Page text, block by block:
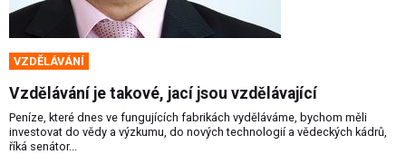
VZDĚLÁVÁNÍ
Vzdělávání je takové, jací jsou vzdělávající
Peníze, které dnes ve fungujících fabrikách vyděláváme, bychom měli
investovat do vědy a výzkumu, do nových technologií a vědeckých kádrů,
říká senátor...